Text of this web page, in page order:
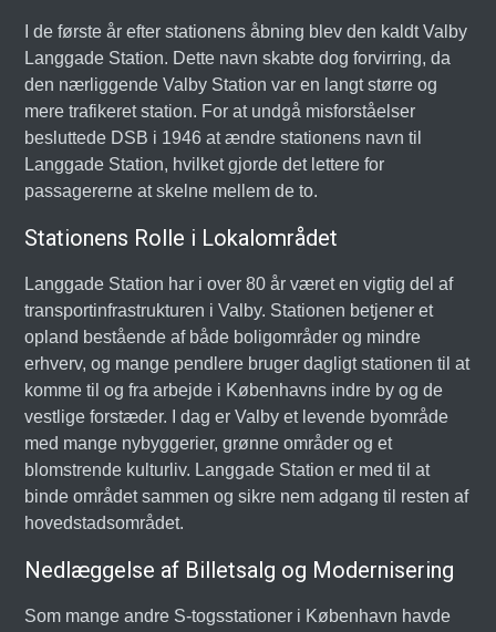
I de første år efter stationens åbning blev den kaldt Valby
Langgade Station. Dette navn skabte dog forvirring, da
den nærliggende Valby Station var en langt større og
mere trafikeret station. For at undgå misforståelser
besluttede DSB i 1946 at ændre stationens navn til
Langgade Station, hvilket gjorde det lettere for
passagererne at skelne mellem de to.
Stationens Rolle i Lokalområdet
Langgade Station har i over 80 år været en vigtig del af
transportinfrastrukturen i Valby. Stationen betjener et
opland bestående af både boligområder og mindre
erhverv, og mange pendlere bruger dagligt stationen til at
komme til og fra arbejde i Københavns indre by og de
vestlige forstæder. I dag er Valby et levende byområde
med mange nybyggerier, grønne områder og et
blomstrende kulturliv. Langgade Station er med til at
binde området sammen og sikre nem adgang til resten af
hovedstadsområdet.
Nedlæggelse af Billetsalg og Modernisering
Som mange andre S-togsstationer i København havde